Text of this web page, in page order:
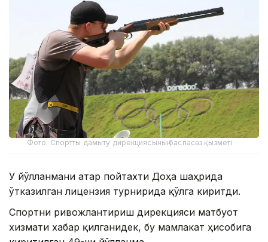
Фото: Спортты дамыту дирекциясының баспасөз қызметі
У йўлланмани Қатар пойтахти Доҳа шаҳрида
ўтказилган лицензия турнирида қўлга киритди.
Спортни ривожлантириш дирекцияси матбуот
хизмати хабар қилганидек, бу мамлакат ҳисобига